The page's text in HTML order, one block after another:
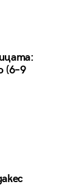
(6–9